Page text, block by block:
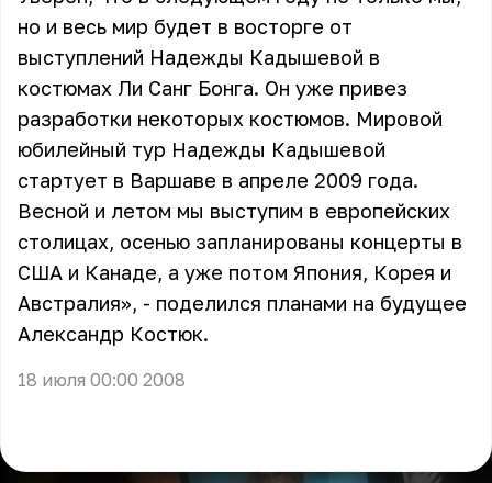
но и весь мир будет в восторге от
выступлений Надежды Кадышевой в
костюмах Ли Санг Бонга. Он уже привез
разработки некоторых костюмов. Мировой
юбилейный тур Надежды Кадышевой
стартует в Варшаве в апреле 2009 года.
Весной и летом мы выступим в европейских
столицах, осенью запланированы концерты в
США и Канаде, а уже потом Япония, Корея и
Австралия», - поделился планами на будущее
Александр Костюк.
18 июля 00:00 2008